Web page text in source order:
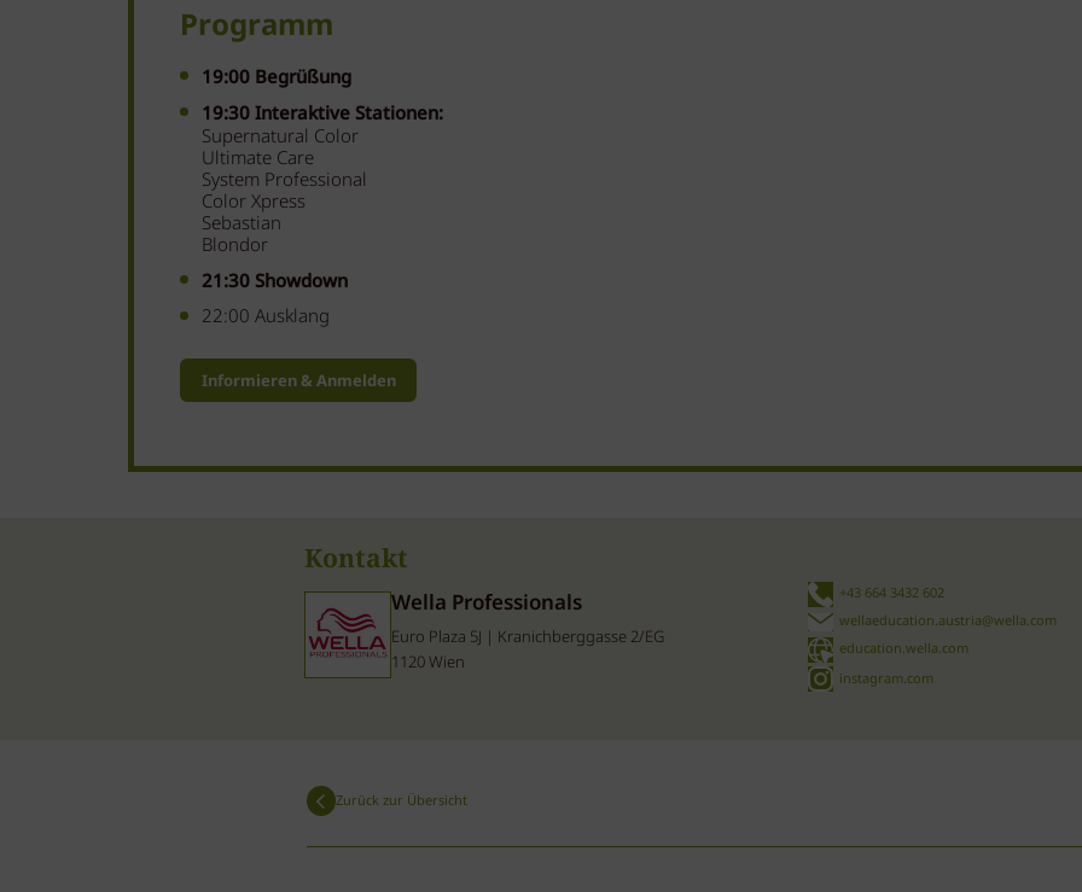
Programm
19:00 Begrüßung
19:30 Interaktive Stationen:
Supernatural Color
Ultimate Care
System Professional
Color Xpress
Sebastian
Blondor
21:30 Showdown
22:00 Ausklang
Informieren & Anmelden
Kontakt
Wella Professionals
Euro Plaza 5J | Kranichberggasse 2/EG
1120 Wien
+43 664 3432 602
wellaeducation.austria@wella.com
education.wella.com
instagram.com
Zurück zur Übersicht